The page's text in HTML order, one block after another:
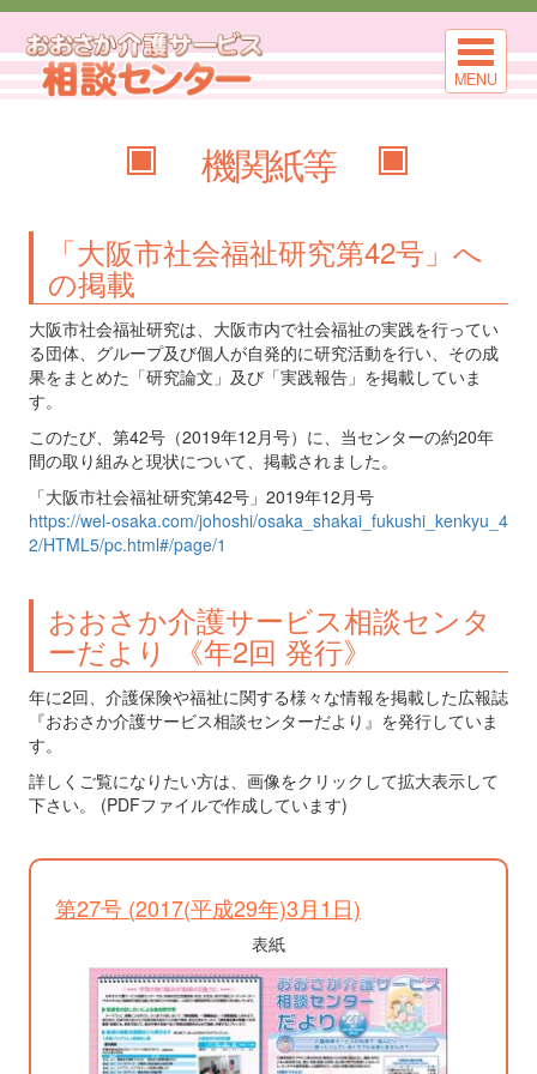
MENU
機関紙等
「大阪市社会福祉研究第42号」へ
の掲載
大阪市社会福祉研究は、大阪市内で社会福祉の実践を行ってい
る団体、グループ及び個人が自発的に研究活動を行い、その成
果をまとめた「研究論文」及び「実践報告」を掲載していま
す。
このたび、第42号（2019年12月号）に、当センターの約20年
間の取り組みと現状について、掲載されました。
「大阪市社会福祉研究第42号」2019年12月号
https://wel-osaka.com/johoshi/osaka_shakai_fukushi_kenkyu_4
2/HTML5/pc.html#/page/1
おおさか介護サービス相談センタ
ーだより 《年2回 発行》
年に2回、介護保険や福祉に関する様々な情報を掲載した広報誌
『おおさか介護サービス相談センターだより』を発行していま
す。
詳しくご覧になりたい方は、画像をクリックして拡大表示して
下さい。 (PDFファイルで作成しています)
第27号 (2017(平成29年)3月1日)
表紙